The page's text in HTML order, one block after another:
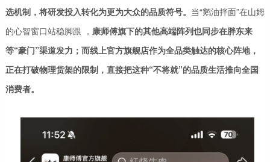
选机制，将研发投入转化为更为大众的品质符号。 当“鹅油拌面”在山姆
的心智窗口站稳脚跟 ， 康师傅旗下的其他高端阵列也同步在胖东来
等“豪门”渠道发力；而线上官方旗舰店作为全品类触达的核心阵地，
正在打破物理货架的限制，直接把这种“不将就”的品质生活推向全国
消费者。